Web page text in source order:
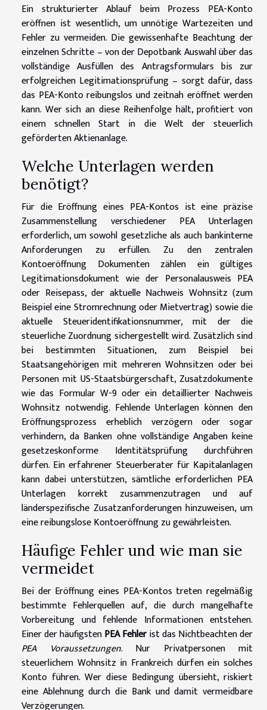
Ein strukturierter Ablauf beim Prozess PEA-Konto
eröffnen ist wesentlich, um unnötige Wartezeiten und
Fehler zu vermeiden. Die gewissenhafte Beachtung der
einzelnen Schritte – von der Depotbank Auswahl über das
vollständige Ausfüllen des Antragsformulars bis zur
erfolgreichen Legitimationsprüfung – sorgt dafür, dass
das PEA-Konto reibungslos und zeitnah eröffnet werden
kann. Wer sich an diese Reihenfolge hält, profitiert von
einem schnellen Start in die Welt der steuerlich
geförderten Aktienanlage.
Welche Unterlagen werden
benötigt?
Für die Eröffnung eines PEA-Kontos ist eine präzise
Zusammenstellung verschiedener PEA Unterlagen
erforderlich, um sowohl gesetzliche als auch bankinterne
Anforderungen zu erfüllen. Zu den zentralen
Kontoeröffnung Dokumenten zählen ein gültiges
Legitimationsdokument wie der Personalausweis PEA
oder Reisepass, der aktuelle Nachweis Wohnsitz (zum
Beispiel eine Stromrechnung oder Mietvertrag) sowie die
aktuelle Steueridentifikationsnummer, mit der die
steuerliche Zuordnung sichergestellt wird. Zusätzlich sind
bei bestimmten Situationen, zum Beispiel bei
Staatsangehörigen mit mehreren Wohnsitzen oder bei
Personen mit US-Staatsbürgerschaft, Zusatzdokumente
wie das Formular W-9 oder ein detaillierter Nachweis
Wohnsitz notwendig. Fehlende Unterlagen können den
Eröffnungsprozess erheblich verzögern oder sogar
verhindern, da Banken ohne vollständige Angaben keine
gesetzeskonforme Identitätsprüfung durchführen
dürfen. Ein erfahrener Steuerberater für Kapitalanlagen
kann dabei unterstützen, sämtliche erforderlichen PEA
Unterlagen korrekt zusammenzutragen und auf
länderspezifische Zusatzanforderungen hinzuweisen, um
eine reibungslose Kontoeröffnung zu gewährleisten.
Häufige Fehler und wie man sie
vermeidet
Bei der Eröffnung eines PEA-Kontos treten regelmäßig
bestimmte Fehlerquellen auf, die durch mangelhafte
Vorbereitung und fehlende Informationen entstehen.
Einer der häufigstenPEA Fehlerist das Nichtbeachten der
PEA Voraussetzungen. Nur Privatpersonen mit
steuerlichem Wohnsitz in Frankreich dürfen ein solches
Konto führen. Wer diese Bedingung übersieht, riskiert
eine Ablehnung durch die Bank und damit vermeidbare
Verzögerungen.